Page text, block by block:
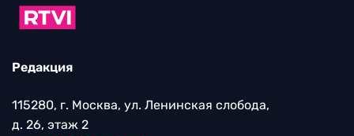
Редакция
115280, г. Москва, ул. Ленинская слобода,
д. 26, этаж 2